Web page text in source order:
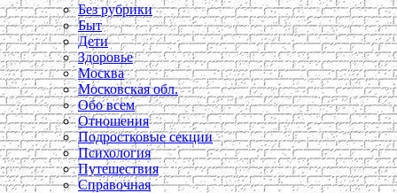
Без рубрики
Быт
Дети
Здоровье
Москва
Московская обл.
Обо всем
Отношения
Подростковые секции
Психология
Путешествия
Справочная